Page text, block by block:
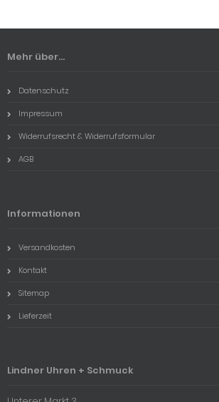
Mehr über...
Datenschutz
Impressum
Widerrufsrecht & Widerrufsformular
AGB
Informationen
Versandkosten
Kontakt
Sitemap
Lieferzeit
Lindner Uhren + Schmuck